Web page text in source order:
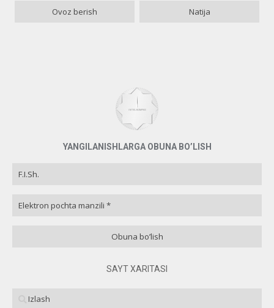
Natija
Ovoz berish
YANGILANISHLARGA OBUNA BO’LISH
SAYT XARITASI